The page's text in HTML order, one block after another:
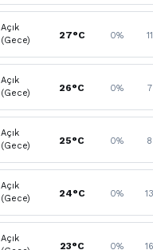
Açık
(Gece)
27°C 0%
Açık
(Gece)
26°C 0%
Açık
(Gece)
25°C 0%
Açık
(Gece)
24°C 0%
Açık
23°C 0%